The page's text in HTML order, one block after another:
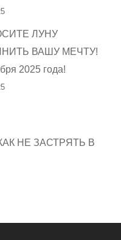
ЛУНУ
ВАШУ МЕЧТУ!
2025 года!
НЕ ЗАСТРЯТЬ В